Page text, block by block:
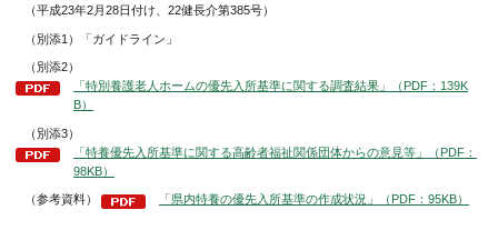
（平成23年2月28日付け、22健長介第385号）
（別添1）「ガイドライン」
（別添2）
「特別養護老人ホームの優先入所基準に関する調査結果」（PDF：139K
B）
（別添3）
「特養優先入所基準に関する高齢者福祉関係団体からの意見等」（PDF：
98KB）
（参考資料） 「県内特養の優先入所基準の作成状況」（PDF：95KB）